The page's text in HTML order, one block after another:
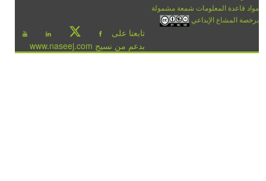
مواد قاعدة المعلومات شمعة مشمولة
برخصة المشاع الإبداعي
تابعنا على
بدعم من نسيج www.naseej.com